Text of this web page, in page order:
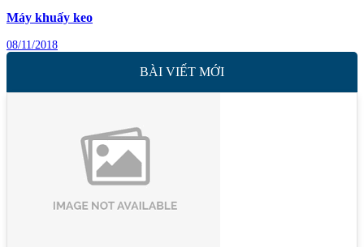
Máy khuấy keo
08/11/2018
BÀI VIẾT MỚI